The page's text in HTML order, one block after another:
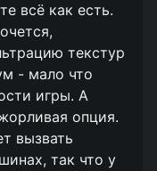
всё как есть.
текстур
- мало что
игры. А
опция.
вызвать
так что у